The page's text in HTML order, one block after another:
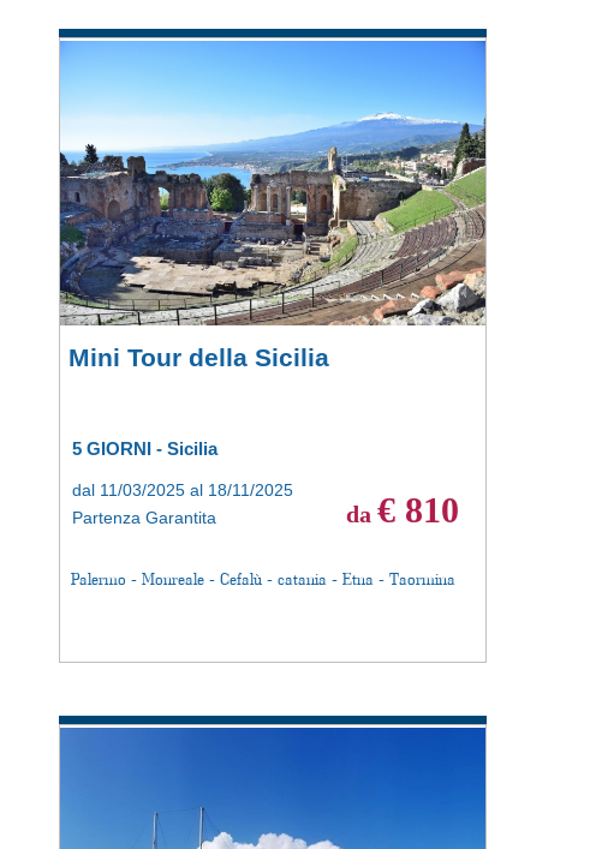
dal 11/03/2025 al 18/11/2025
Mini Tour della Sicilia
5 GIORNI - Sicilia
Partenza Garantita
Palermo - Monreale - Cefalù - catania - Etna - Taormina
da € 810